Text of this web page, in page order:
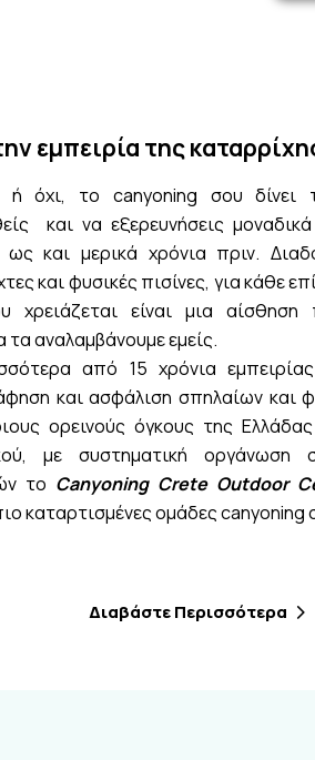
εμπειρία της
όχι, το canyoning σου δίνει
και να εξερευνήσεις
και μερικά χρόνια πριν.
και φυσικές πισίνες, για κάθε
χρειάζεται είναι μια αίσθηση
αναλαμβάνουμε εμείς.
από 15 χρόνια
και ασφάλιση σπηλαίων και
ορεινούς όγκους της
με συστηματική οργάνωση
το Canyoning Crete Outdoor
καταρτισμένες ομάδες canyoning
Διαβάστε Περισσότερα